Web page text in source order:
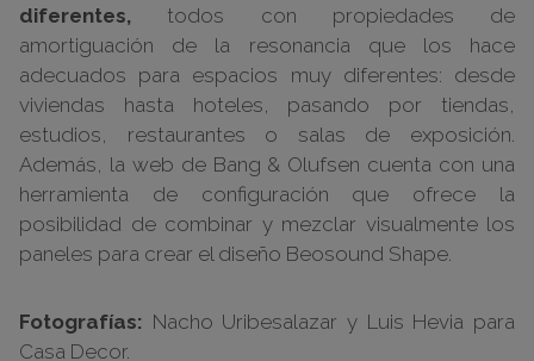
diferentes, todos con propiedades de
amortiguación de la resonancia que los hace
adecuados para espacios muy diferentes: desde
viviendas hasta hoteles, pasando por tiendas,
estudios, restaurantes o salas de exposición.
Además, la web de Bang & Olufsen cuenta con una
herramienta de configuración que ofrece la
posibilidad de combinar y mezclar visualmente los
paneles para crear el diseño Beosound Shape.
Fotografías: Nacho Uribesalazar y Luis Hevia para
Casa Decor.